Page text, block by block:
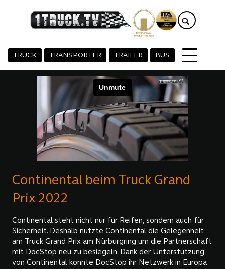
TRUCK TRANSPORTER TRAILER BUS
Continental beim Truck Grand
Prix 2022
Continental steht nicht nur für Reifen, sondern auch für
Sicherheit. Deshalb nutzte Continental die Gelegenheit
am Truck Grand Prix am Nürburgring um die Partnerschaft
mit DocStop neu zu besiegeln. Dank der Unterstützung
von Continental konnte DocStop ihr Netzwerk in Europa